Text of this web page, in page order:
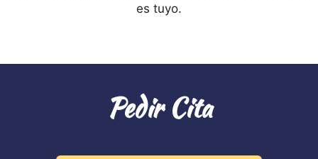
es tuyo.
Pedir Cita